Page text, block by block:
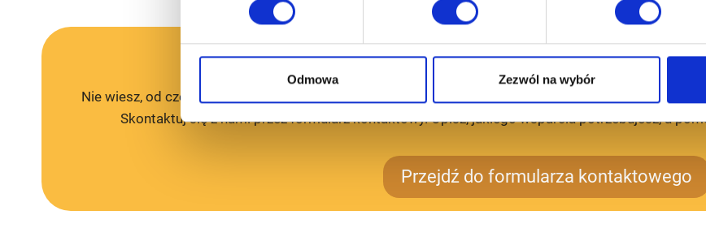
Odmowa Zezwól na wybór
Skontaktuj się z DISCOLM
Nie wiesz, od czego zacząć import z Chin? Masz już wybranego dostawcę, ale chcesz zweryfikować
Skontaktuj się z nami przez formularz kontaktowy. Opisz, jakiego wsparcia potrzebujesz, a
Przejdź do formularza kontaktowego